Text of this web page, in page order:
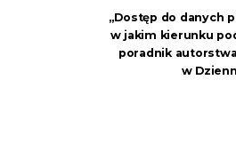
„Dostęp do danych
w jakim kierunku
poradnik
w